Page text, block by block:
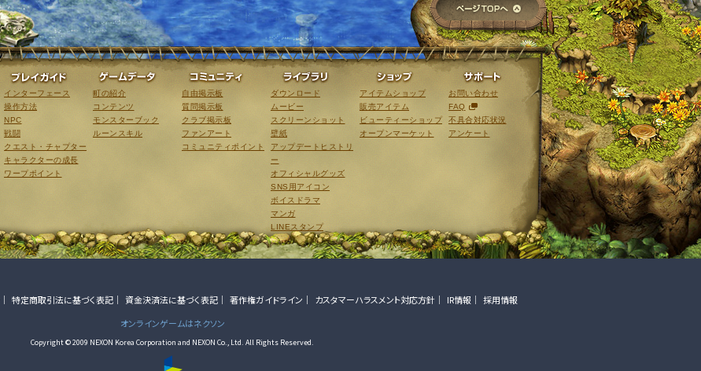
ゲーム紹介 プレイガイド
インターフェース
操作方法
NPC
戦闘
クエスト・チャプター
キャラクターの成長
ワープポイント
ゲームデータ
町の紹介
コンテンツ
モンスターブック
ルーンスキル
コミュニティ
自由掲示板
質問掲示板
クラブ掲示板
ファンアート
コミュニティポイント
ライブラリ
ダウンロード
ムービー
スクリーンショット
壁紙
アップデートヒストリ
ー
オフィシャルグッズ
SNS用アイコン
ボイスドラマ
マンガ
LINEスタンプ
ショップ
アイテムショップ
販売アイテム
ビューティーショップ
オープンマーケット
サポート
お問い合わせ
FAQ
不具合対応状況
アンケート
特定商取引法に基づく表記 資金決済法に基づく表記 著作権ガイドライン カスタマーハラスメント対応方針 IR情報
採用情報
オンラインゲームはネクソン
Copyright © 2009 NEXON Korea Corporation and NEXON Co., Ltd. All Rights Reserved.